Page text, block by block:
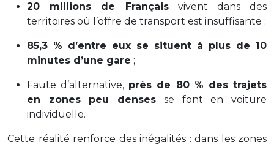
20 millions de Françaisvivent dans des
territoires où l’offre de transport est insuffisante ;
85,3 % d’entre eux se situent à plus de 10
minutes d’une gare ;
Faute d’alternative, près de 80 % des trajets
en zones peu denses se font en voiture
individuelle.
Cette réalité renforce des inégalités : dans les zones